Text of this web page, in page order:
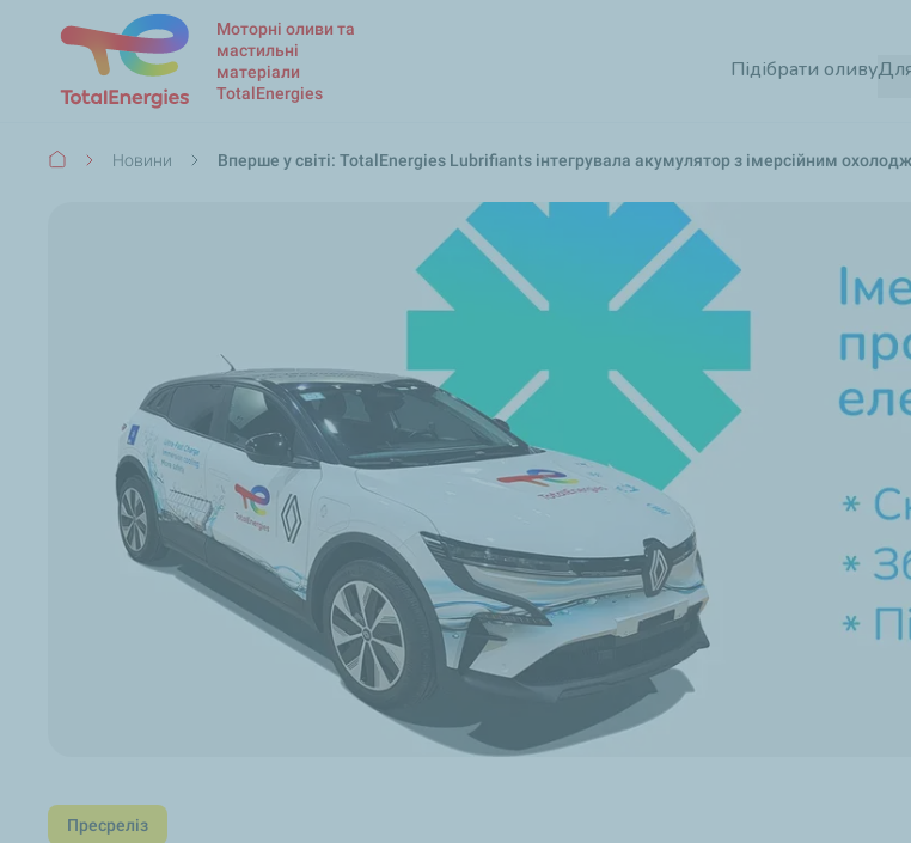
до
Моторні оливи та
мастильні
матеріали
TotalEnergies
Підібрати оливу
Рядок
Новини Вперше у світі: TotalEnergies Lubrifiants інтегрувала акумулятор з імерсійним
Пресреліз